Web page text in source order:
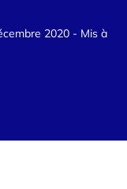
2020 - Mis à